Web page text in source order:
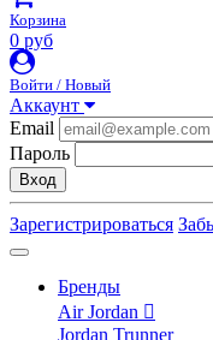
Корзина
0 руб
Войти / Новый
Аккаунт
Email
Пароль
Вход
Зарегистрироваться
Бренды
Air Jordan
Jordan Trunner